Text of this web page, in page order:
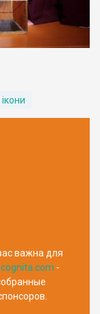
ікони
важна для
-